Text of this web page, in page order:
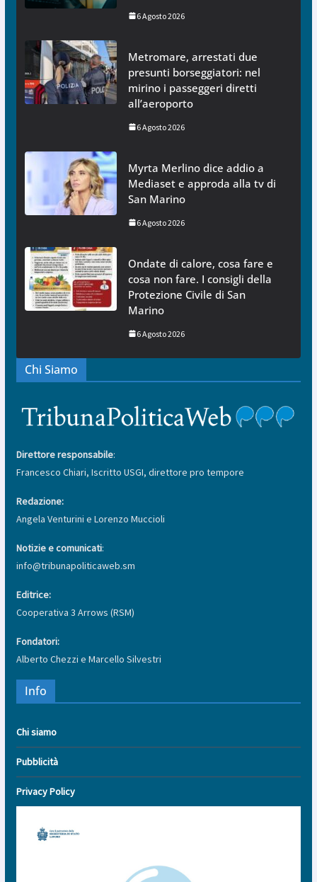
6 Agosto 2026
Metromare, arrestati due
presunti borseggiatori: nel
mirino i passeggeri diretti
all’aeroporto
6 Agosto 2026
Myrta Merlino dice addio a
Mediaset e approda alla tv di
San Marino
6 Agosto 2026
Ondate di calore, cosa fare e
cosa non fare. I consigli della
Protezione Civile di San
Marino
6 Agosto 2026
Chi Siamo
Direttore responsabile:
Francesco Chiari, Iscritto USGI, direttore pro tempore
Redazione:
Angela Venturini e Lorenzo Muccioli
Notizie e comunicati:
info@tribunapoliticaweb.sm
Editrice:
Cooperativa 3 Arrows (RSM)
Fondatori:
Alberto Chezzi e Marcello Silvestri
Info
Chi siamo
Pubblicità
Privacy Policy